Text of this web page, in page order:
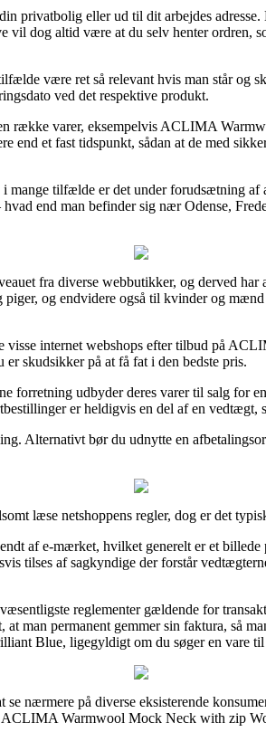
privatbolig eller ud til dit arbejdes
vil dog altid være at du selv henter ordren,
være ret så relevant hvis man står og
ved det respektive produkt.
række varer, eksempelvis ACLIMA
end et fast tidspunkt, sådan at de med
mange tilfælde er det under forudsætning af
hvad end man befinder sig nær Odense,
fra diverse webbutikker, og derved
og endvidere også til kvinder og
visse internet webshops efter tilbud på
skudsikker på at få fat i den bedste pris.
udbyder deres varer til salg for
er heldigvis en del af en vedtægt,
Alternativt bør du udnytte en
læse netshoppens regler, dog er det
af e-mærket, hvilket generelt er et
tilses af sagkyndige der forstår
reglementer gældende for
man permanent gemmer sin faktura, så
Blue, ligegyldigt om du søger en vare til
nærmere på diverse eksisterende
ACLIMA Warmwool Mock Neck with zip